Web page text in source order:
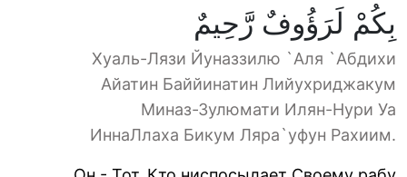
بِكُمْ لَرَؤُوفٌ رَّحِيمٌ
Хуаль-Лязи Йуназзилю `Аля `Абдихи
Айатин Баййинатин Лийухриджакум
Миназ-Зулюмати Илян-Нури Уа
ИннаЛлаха Бикум Ляра`уфун Рахиим.